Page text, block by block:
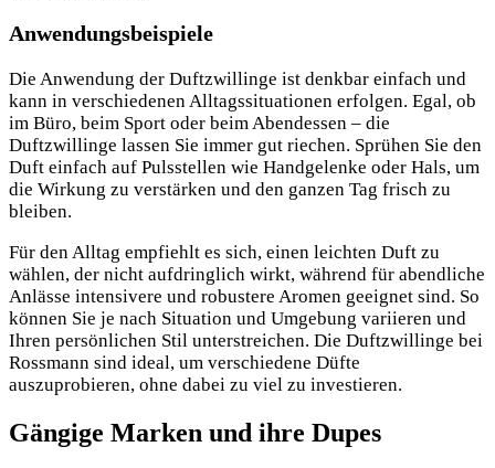
Anwendungsbeispiele
Die Anwendung der Duftzwillinge ist denkbar einfach und
kann in verschiedenen Alltagssituationen erfolgen. Egal, ob
im Büro, beim Sport oder beim Abendessen – die
Duftzwillinge lassen Sie immer gut riechen. Sprühen Sie den
Duft einfach auf Pulsstellen wie Handgelenke oder Hals, um
die Wirkung zu verstärken und den ganzen Tag frisch zu
bleiben.
Für den Alltag empfiehlt es sich, einen leichten Duft zu
wählen, der nicht aufdringlich wirkt, während für abendliche
Anlässe intensivere und robustere Aromen geeignet sind. So
können Sie je nach Situation und Umgebung variieren und
Ihren persönlichen Stil unterstreichen. Die Duftzwillinge bei
Rossmann sind ideal, um verschiedene Düfte
auszuprobieren, ohne dabei zu viel zu investieren.
Gängige Marken und ihre Dupes